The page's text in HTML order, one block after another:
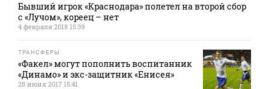
Бывший игрок «Краснодара» полетел на второй сбор
с «Лучом», кореец – нет
4 февраля 2018 15:39
ТРАНСФЕРЫ
«Факел» могут пополнить воспитанник
«Динамо» и экс-защитник «Енисея»
28 июня 2017 15:41